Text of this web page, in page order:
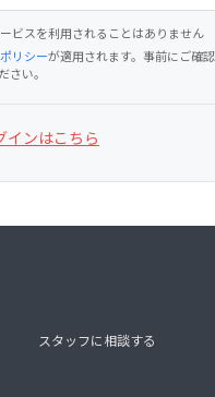
ビスを利用されることはありません
リシーが適用されます。事前にご確認
さい。
インはこちら
スタッフに相談する